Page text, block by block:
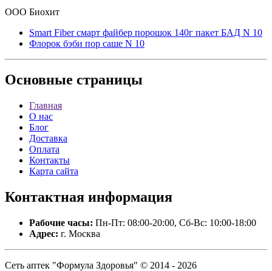
ООО Биохит
Smart Fiber смарт файбер порошок 140г пакет БАД N 10
Флорок бэби пор саше N 10
Основные страницы
Главная
О нас
Блог
Доставка
Оплата
Контакты
Карта сайта
Контактная информация
Рабочие часы: Пн-Пт: 08:00-20:00, Сб-Вс: 10:00-18:00
Адрес: г. Москва
Сеть аптек "Формула Здоровья" © 2014 - 2026